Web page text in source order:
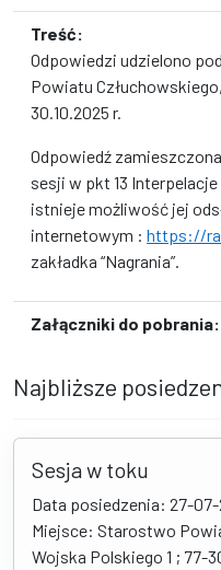
Treść:
Odpowiedzi udzielono
Powiatu
30.10.2025 r.
Odpowiedź
sesji w pkt 13
istnieje możliwość jej
internetowym : https://
zakładka “Nagrania”.
Załączniki do pobrania:
Najbliższe
Sesja w toku
Data posiedzenia: 27-
Miejsce: Starostwo
Wojska Polskiego 1 ; 77-